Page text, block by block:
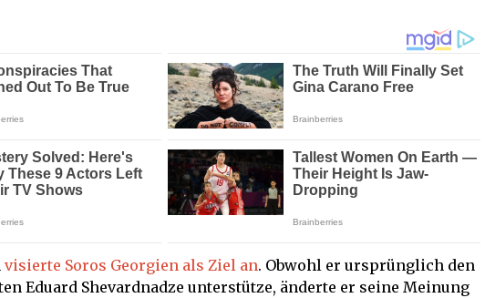
visierte Soros Georgien als Ziel an. Obwohl er ursprünglich den
Eduard Shevardnadze unterstütze, änderte er seine Meinung